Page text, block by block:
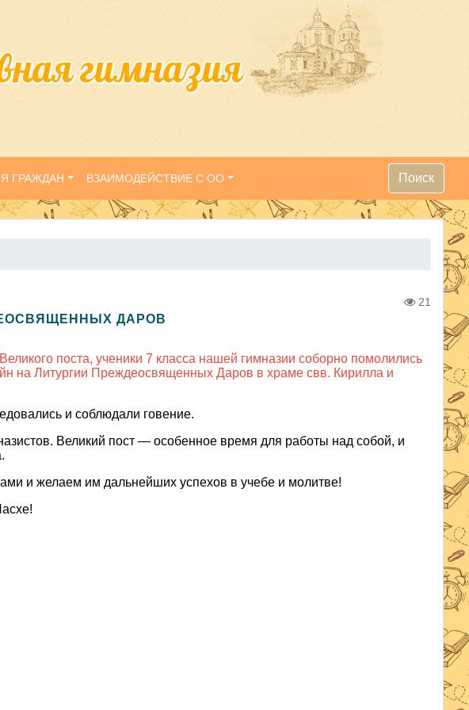
гимназия
ГРАЖДАН ВЗАИМОДЕЙСТВИЕ С ОО Поиск
21
ДАРОВ
поста, ученики 7 класса нашей гимназии соборно помолились
на Литургии Преждеосвященных Даров в храме свв. Кирилла и
и соблюдали говение.
Великий пост — особенное время для работы над собой, и
и желаем им дальнейших успехов в учебе и молитве!